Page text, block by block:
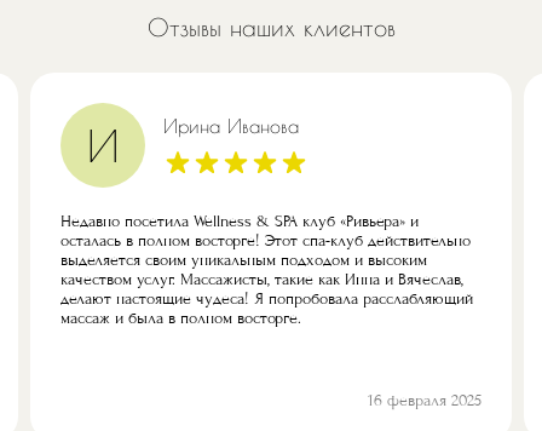
Отзывы наших клиентов
И Ирина Иванова
Недавно посетила Wellness & SPA клуб «Ривьера» и
осталась в полном восторге! Этот спа-клуб действительно
выделяется своим уникальным подходом и высоким
качеством услуг. Массажисты, такие как Инна и Вячеслав,
делают настоящие чудеса! Я попробовала расслабляющий
массаж и была в полном восторге.
16 февраля 2025